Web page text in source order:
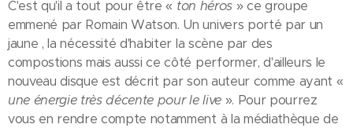
C'est qu'il a tout pour être « ton héros » ce groupe
emmené par Romain Watson. Un univers porté par un
jaune , la nécessité d'habiter la scène par des
compostions mais aussi ce côté performer, d'ailleurs le
nouveau disque est décrit par son auteur comme ayant «
une énergie très décente pour le live». Pour pourrez
vous en rendre compte notamment à la médiathèque de